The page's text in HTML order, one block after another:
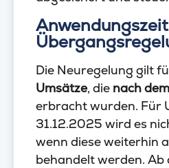
Die Neuregelung gilt
Umsätze, die nach
erbracht wurden. Für
31.12.2025 wird es
wenn diese weiterhin
behandelt werden. Ab